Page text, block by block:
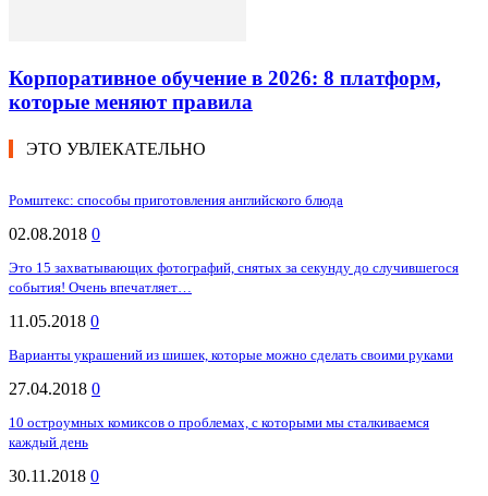
Корпоративное обучение в 2026: 8 платформ,
которые меняют правила
ЭТО УВЛЕКАТЕЛЬНО
Ромштекс: способы приготовления английского блюда
02.08.2018 0
Это 15 захватывающих фотографий, снятых за секунду до случившегося
события! Очень впечатляет…
11.05.2018 0
Варианты украшений из шишек, которые можно сделать своими руками
27.04.2018 0
10 остроумных комиксов о проблемах, с которыми мы сталкиваемся
каждый день
30.11.2018 0